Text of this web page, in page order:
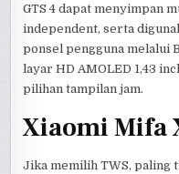
GTS 4 dapat menyimpan
independent, serta
ponsel pengguna melalui
layar HD AMOLED 1,43
pilihan tampilan jam.
Xiaomi Mifa
Jika memilih TWS, paling